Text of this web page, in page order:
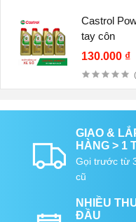
Castrol
tay côn
130.000 ₫
GIAO &
HÀNG > 1
Gọi trước từ
cũ
NHIỀU
ĐẦU